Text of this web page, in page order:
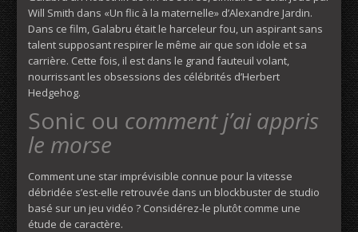
Will Smith dans «Un flic à la maternelle» d’Alexandre Jardin.
Dans ce film, Galabru était le harceleur fou, un aspirant sans
talent supposant respirer le même air que son idole et sa
carrière. Cette fois, il est dans le grand fauteuil volant,
nourrissant les obsessions des célébrités d’Herbert
Hedgehog.
Sonic ou comment j’ai appris
le morse
Comment une star imprévisible connue pour la vitesse
débridée s’est-elle retrouvée dans un blockbuster de studio
basé sur un jeu vidéo ? Considérez-le plutôt comme une
étude de caractère.